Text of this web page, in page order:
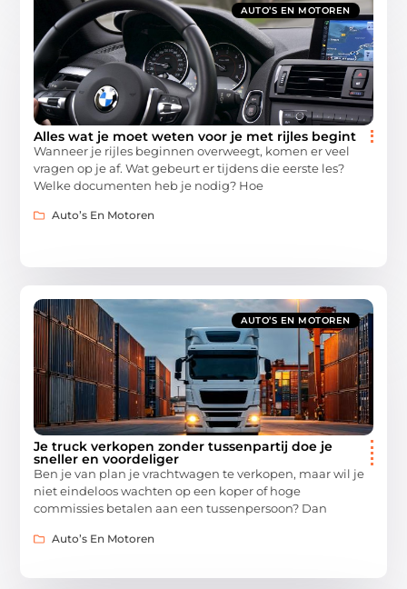
AUTO’S EN MOTOREN
Alles wat je moet weten voor je met rijles begint
Wanneer je rijles beginnen overweegt, komen er veel
vragen op je af. Wat gebeurt er tijdens die eerste les?
Welke documenten heb je nodig? Hoe
Auto’s En Motoren
AUTO’S EN MOTOREN
Je truck verkopen zonder tussenpartij doe je
sneller en voordeliger
Ben je van plan je vrachtwagen te verkopen, maar wil je
niet eindeloos wachten op een koper of hoge
commissies betalen aan een tussenpersoon? Dan
Auto’s En Motoren